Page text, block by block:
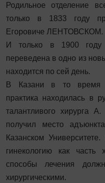
Родильное отделение
только в 1833 году
Егоровиче ЛЕНТОВСКОМ.
И только в 1900 году
переведена в одно из
находится по сей день.
В Казани в то время
практика находилась в
талантливого хирурга
получил место
Казанском
гинекологию как
способы лечения
хирургическими.